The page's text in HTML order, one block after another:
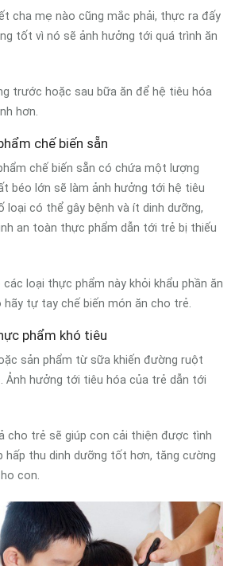
cha mẹ nào cũng mắc phải, thực ra đấy
tốt vì nó sẽ ảnh hưởng tới quá trình ăn
trước hoặc sau bữa ăn để hệ tiêu hóa
hơn.
chế biến sẵn
chế biến sẵn có chứa một lượng
béo lớn sẽ làm ảnh hưởng tới hệ tiêu
loại có thể gây bệnh và ít dinh dưỡng,
an toàn thực phẩm dẫn tới trẻ bị thiếu
các loại thực phẩm này khỏi khẩu phần ăn
tự tay chế biến món ăn cho trẻ.
phẩm khó tiêu
sản phẩm từ sữa khiến đường ruột
Ảnh hưởng tới tiêu hóa của trẻ dẫn tới
cho trẻ sẽ giúp con cải thiện được tình
hấp thu dinh dưỡng tốt hơn, tăng cường
con.